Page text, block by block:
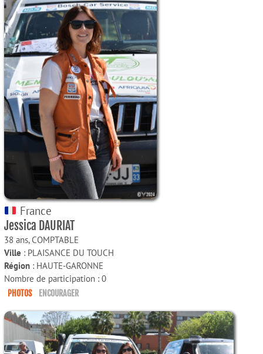
France
Jessica DAURIAT
38 ans,COMPTABLE
Ville : PLAISANCE DU TOUCH
Région : HAUTE-GARONNE
Nombre de participation : 0
PHOTOS ENCOURAGER